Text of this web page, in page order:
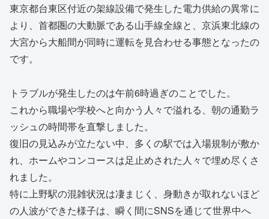
東京都台東区付近の架線設備で発生した電力供給の異常に
より、首都圏の大動脈である山手線全線と、京浜東北線の
大宮から大船間が同時に運転を見合わせる事態となったの
です。
トラブルが発生したのは午前6時過ぎのことでした。
これから職場や学校へと向かう人々で溢れる、朝の通勤ラ
ッシュの時間帯を直撃しました。
復旧の見込みが立たない中、多くの駅では入場規制が敷か
れ、ホームやコンコースは足止めされた人々で埋め尽くさ
れました。
特に上野駅の混雑状況は凄まじく、身動きが取れないほど
の人波ができた様子は、瞬く間にSNSを通じて世界中へ